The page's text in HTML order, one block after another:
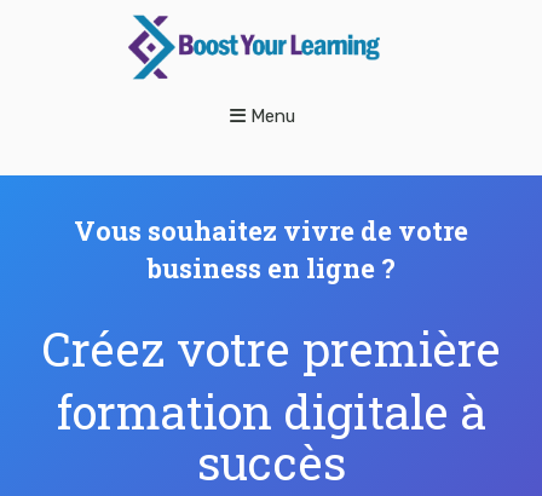
Menu
Vous souhaitez vivre de votre
business en ligne ?
Créez votre première
formation digitale à
succès